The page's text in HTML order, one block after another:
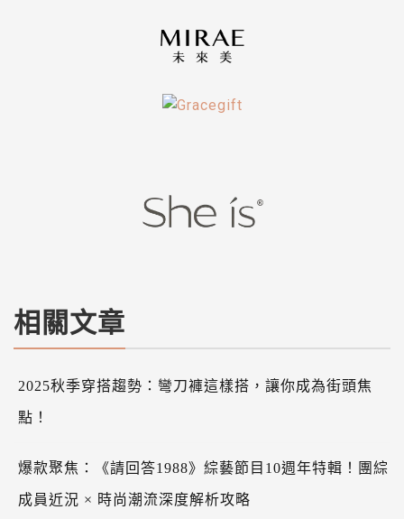
相關文章
2025秋季穿搭趨勢：彎刀褲這樣搭，讓你成為街頭焦
點！
爆款聚焦：《請回答1988》綜藝節目10週年特輯！團綜
成員近況 × 時尚潮流深度解析攻略